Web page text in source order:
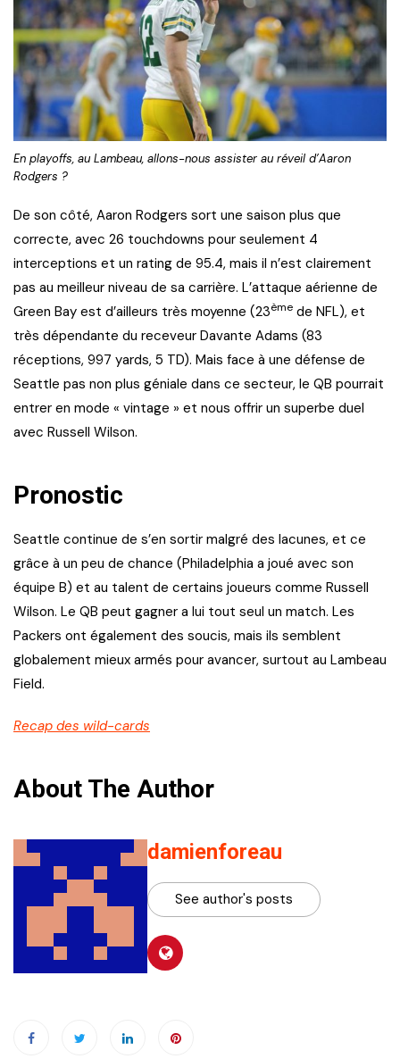
En playoffs, au Lambeau, allons-nous assister au réveil d’Aaron
Rodgers ?
De son côté, Aaron Rodgers sort une saison plus que
correcte, avec 26 touchdowns pour seulement 4
interceptions et un rating de 95.4, mais il n’est clairement
pas au meilleur niveau de sa carrière. L’attaque aérienne de
Green Bay est d’ailleurs très moyenne (23ème de NFL), et
très dépendante du receveur Davante Adams (83
réceptions, 997 yards, 5 TD). Mais face à une défense de
Seattle pas non plus géniale dans ce secteur, le QB pourrait
entrer en mode « vintage » et nous offrir un superbe duel
avec Russell Wilson.
Pronostic
Seattle continue de s’en sortir malgré des lacunes, et ce
grâce à un peu de chance (Philadelphia a joué avec son
équipe B) et au talent de certains joueurs comme Russell
Wilson. Le QB peut gagner a lui tout seul un match. Les
Packers ont également des soucis, mais ils semblent
globalement mieux armés pour avancer, surtout au Lambeau
Field.
Recap des wild-cards
About The Author
damienforeau
See author's posts